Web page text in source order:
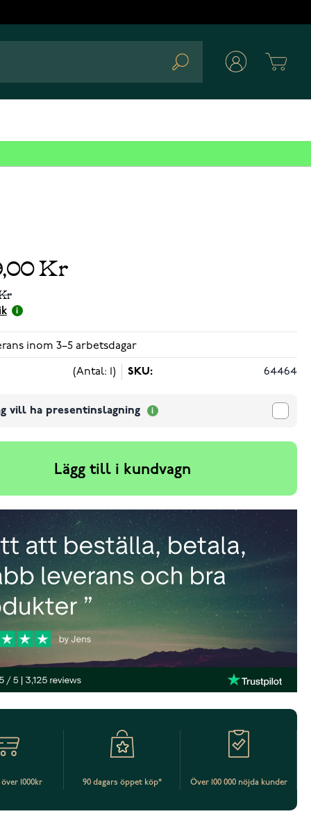
Search
Kr
inom 3–5 arbetsdagar
(Antal: 1) SKU: 64464
vill ha presentinslagning
Lägg till i kundvagn
1000kr 90 dagars öppet köp* Över 100 000 nöjda kunder